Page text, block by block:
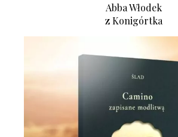
Abba Włodek
z Konigórtka